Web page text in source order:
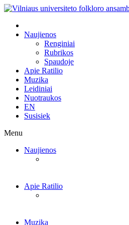
Naujienos
Renginiai
Rubrikos
Spaudoje
Apie Ratilio
Muzika
Leidiniai
Nuotraukos
EN
Susisiek
Menu
Naujienos
Apie Ratilio
Muzika